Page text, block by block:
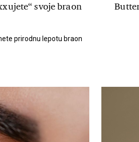
svoje braon
prirodnu lepotu braon